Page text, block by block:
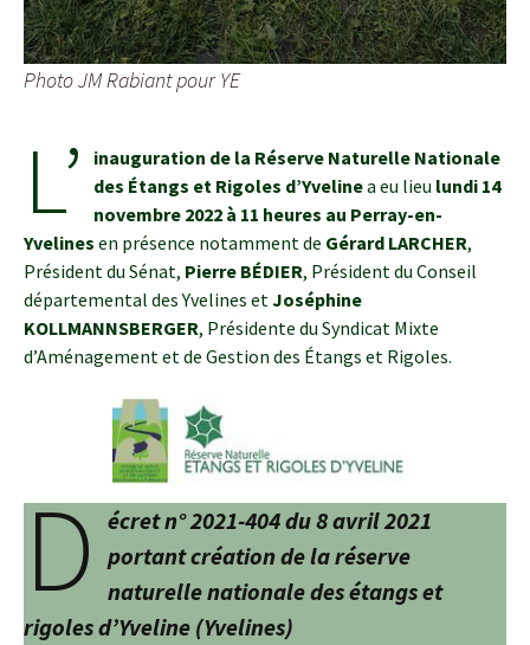
Photo JM Rabiant pour YE
L’ inauguration de la Réserve Naturelle Nationale
des Étangs et Rigoles d’Yvelinea eu lieu lundi 14
novembre 2022 à 11 heures au Perray-en-
Yvelines en présence notamment de Gérard LARCHER,
Président du Sénat, Pierre BÉDIER, Président du Conseil
départemental des Yvelines etJoséphine
KOLLMANNSBERGER, Présidente du Syndicat Mixte
d’Aménagement et de Gestion des Étangs et Rigoles.
D écret n° 2021-404 du 8 avril 2021
portant création de la réserve
naturelle nationale des étangs et
rigoles d’Yveline (Yvelines)